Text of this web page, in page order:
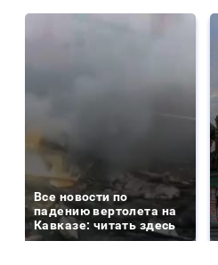
Все новости по
падению вертолета на
Кавказе: читать здесь